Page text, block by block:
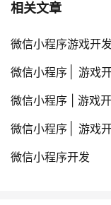
相关文章
微信小程序游戏开
微信小程序│ 游戏
微信小程序 | 游戏
微信小程序│ 游戏
微信小程序开发